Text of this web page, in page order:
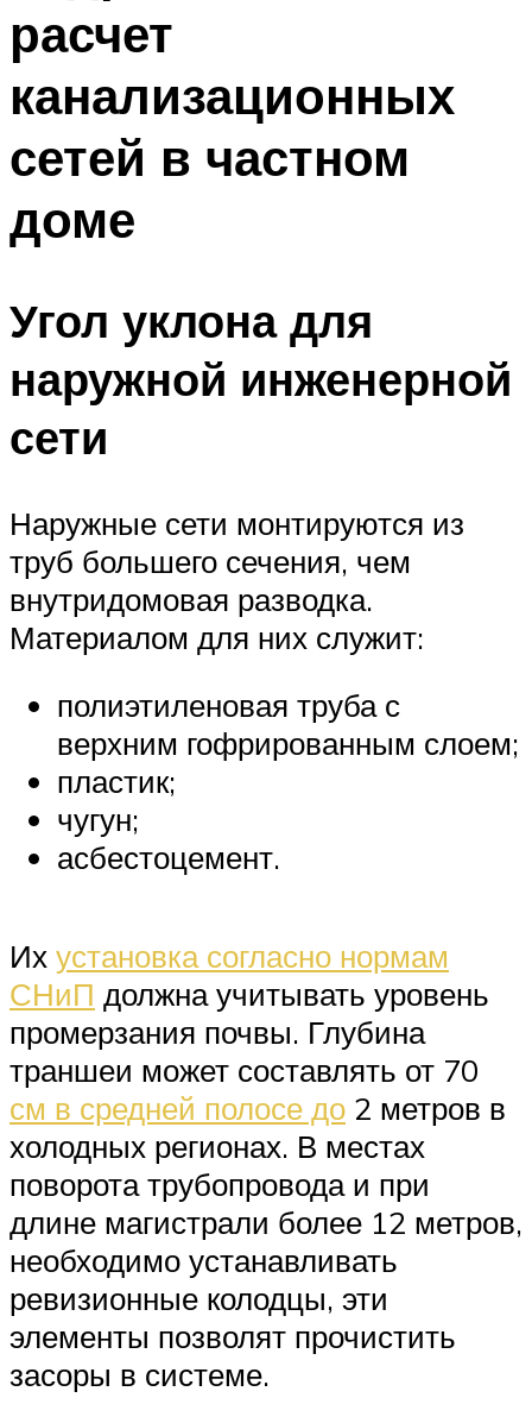
Меню
расчет
канализационных
сетей в частном
доме
Угол уклона для
наружной инженерной
сети
Наружные сети монтируются из
труб большего сечения, чем
внутридомовая разводка.
Материалом для них служит:
полиэтиленовая труба с
верхним гофрированным слоем;
пластик;
чугун;
асбестоцемент.
Их установка согласно нормам
СНиП должна учитывать уровень
промерзания почвы. Глубина
траншеи может составлять от 70
см в средней полосе до 2 метров в
холодных регионах. В местах
поворота трубопровода и при
длине магистрали более 12 метров,
необходимо устанавливать
ревизионные колодцы, эти
элементы позволят прочистить
засоры в системе.